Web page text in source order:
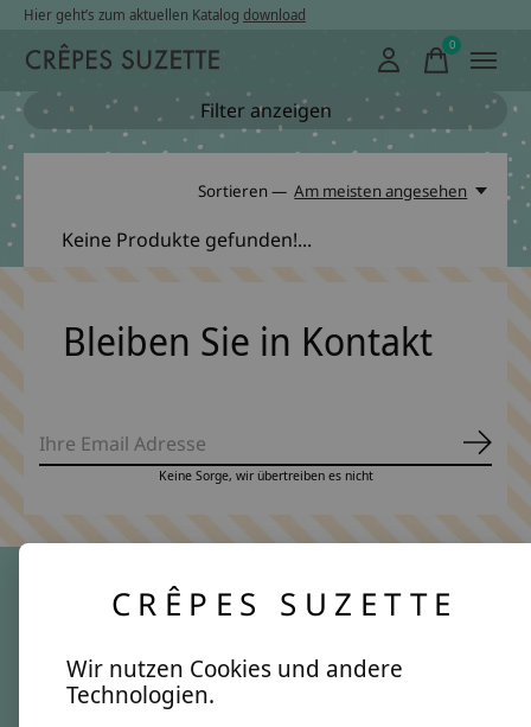
Hier geht’s zum aktuellen Katalog download
0items
Filter anzeigen
Sortieren — Am meisten angesehen
Keine Produkte gefunden!...
Bleiben Sie in Kontakt
Keine Sorge, wir übertreiben es nicht
Über uns
Unsere Creppies
CRÊPES SUZETTE
Wir nutzen Cookies und andere
Technologien.